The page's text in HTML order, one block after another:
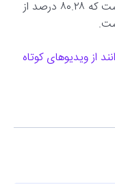
سکه‌های پایدار اکنون ۴۳.۵۱ میلیارد دلار است که ۸۰.۲۸ درصد از
از ویدیوهای کوتاه